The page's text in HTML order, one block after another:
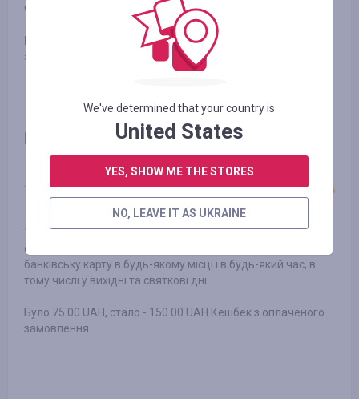
численними фабриками електроніки.
Було 2.69%, стало - 5.38% Кешбек з оплаченого
замовлення
ПРОСТОЗАЙМ. Кредитний сервіс.
Україна ПРОСТОЗАЙМ - це простий, зручний і швидкий
сервіс, за допомогою якого легко отримати кредит на
банківську карту в будь-якому місці і в будь-який час, в
тому числі у вихідні та святкові дні.
Було 75.00 UAH, стало - 150.00 UAH Кешбек з оплаченого
замовлення
We've determined that your country is
United States
YES, SHOW ME THE STORES
NO, LEAVE IT AS UKRAINE